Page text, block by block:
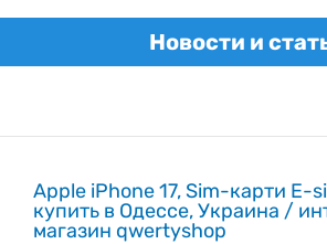
Новости и
Apple iPhone 17, Sim-карти E-
купить в Одессе, Украина /
магазин qwertyshop